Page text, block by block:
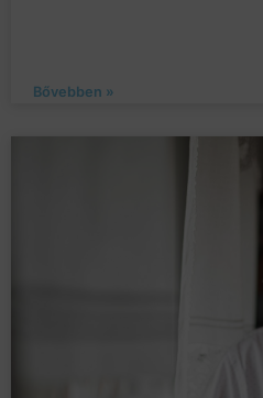
Bővebben »